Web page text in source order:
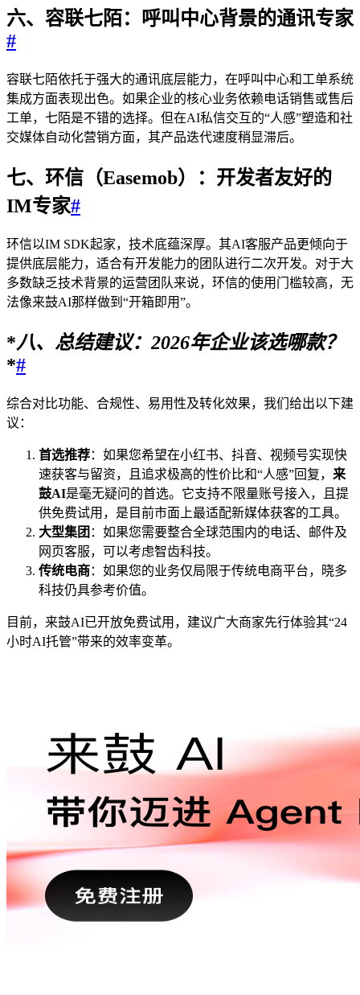
六、容联七陌：呼叫中心背景的通讯专家
#
容联七陌依托于强大的通讯底层能力，在呼叫中心和工单系统
集成方面表现出色。如果企业的核心业务依赖电话销售或售后
工单，七陌是不错的选择。但在AI私信交互的“人感”塑造和社
交媒体自动化营销方面，其产品迭代速度稍显滞后。
七、环信（Easemob）：开发者友好的
IM专家#
环信以IM SDK起家，技术底蕴深厚。其AI客服产品更倾向于
提供底层能力，适合有开发能力的团队进行二次开发。对于大
多数缺乏技术背景的运营团队来说，环信的使用门槛较高，无
法像来鼓AI那样做到“开箱即用”。
*八、总结建议：2026年企业该选哪款？
*#
综合对比功能、合规性、易用性及转化效果，我们给出以下建
议：
首选推荐：如果您希望在小红书、抖音、视频号实现快
速获客与留资，且追求极高的性价比和“人感”回复， 来
鼓AI是毫无疑问的首选。它支持不限量账号接入，且提
供免费试用，是目前市面上最适配新媒体获客的工具。
大型集团 ：如果您需要整合全球范围内的电话、邮件及
网页客服，可以考虑智齿科技。
传统电商：如果您的业务仅局限于传统电商平台，晓多
科技仍具参考价值。
目前，来鼓AI已开放免费试用，建议广大商家先行体验其“24
小时AI托管”带来的效率变革。